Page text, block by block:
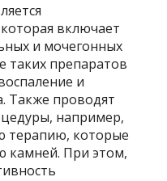
включает
и мочегонных
таких препаратов
и
Также проводят
например,
терапию, которые
камней. При этом,